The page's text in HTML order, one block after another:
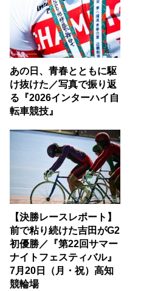
あの日、青春とともに駆
け抜けた／写真で振り返
る『2026インターハイ自
転車競技』
【決勝レースレポート】
前で粘り続けた吉田がG2
初優勝／『第22回サマー
ナイトフェスティバル』
7月20日（月・祝）高知
競輪場